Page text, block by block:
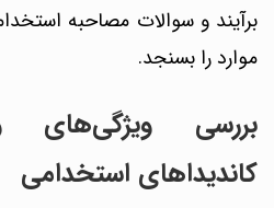
برآیند و سوالات مصاحبه
موارد را بسنجد.
بررسی ویژگی‌های
کاندیداهای استخدامی